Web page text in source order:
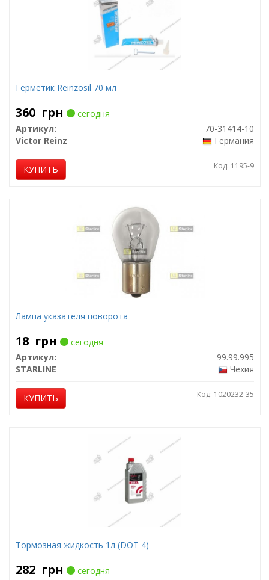
Герметик Reinzosil 70 мл
360 грн
сегодня
Артикул:
70-31414-10
Victor Reinz
Германия
КУПИТЬ Код: 1195-9
Лампа указателя поворота
18 грн
сегодня
Артикул:
99.99.995
STARLINE
Чехия
КУПИТЬ Код: 1020232-35
Тормозная жидкость 1л (DOT 4)
282 грн сегодня